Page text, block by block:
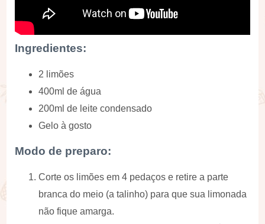
Ingredientes:
2 limões
400ml de água
200ml de leite condensado
Gelo à gosto
Modo de preparo:
Corte os limões em 4 pedaços e retire a parte
branca do meio (a talinho) para que sua limonada
não fique amarga.